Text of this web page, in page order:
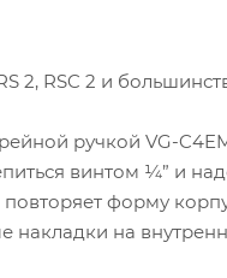
2, RSC 2 и
ручкой VG-
винтом ¼” и
форму
на